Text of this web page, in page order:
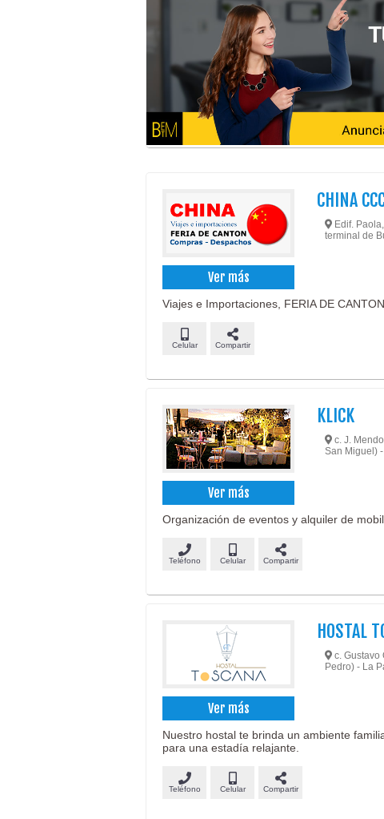
Ver más
CHINA
Edif.
terminal de
Viajes e Importaciones, FERIA DE
Celular Compartir
Ver más
KLICK
c. J.
San Miguel)
Organización de eventos y alquiler de
Teléfono Celular Compartir
Ver más
HOSTAL
c. Gustavo
Pedro) - La
Nuestro hostal te brinda un ambiente
para una estadía relajante.
Teléfono Celular Compartir